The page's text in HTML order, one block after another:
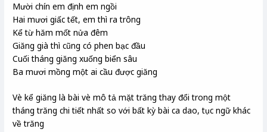
Mười chín em định em ngồi
Hai mươi giấc tết, em thì ra trông
Kể từ hăm mốt nửa đêm
Giăng già thì cũng có phen bạc đầu
Cuối tháng giăng xuống biển sâu
Ba mươi mồng một ai cầu được giăng
Vè kể giăng là bài vè mô tả mặt trăng thay đổi trong một
tháng trăng chi tiết nhất so với bất kỳ bài ca dao, tục ngữ khác
về trăng